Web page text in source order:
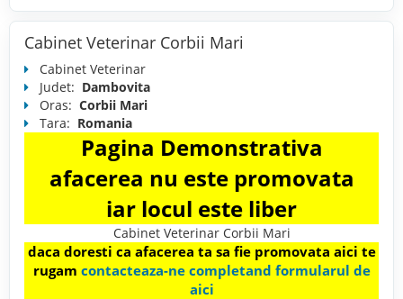
Cabinet Veterinar Corbii Mari
Cabinet Veterinar
Judet: Dambovita
Oras: Corbii Mari
Tara: Romania
Pagina Demonstrativa
afacerea nu este promovata
iar locul este liber
Cabinet Veterinar Corbii Mari
daca doresti ca afacerea ta sa fie promovata aici te
rugam contacteaza-ne completand formularul de
aici